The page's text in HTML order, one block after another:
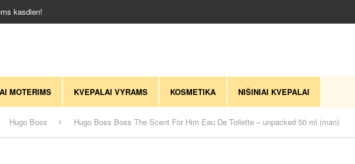
kasdien!
MOTERIMS KVEPALAI VYRAMS KOSMETIKA NIŠINIAI KVEPALAI
Hugo Boss Hugo Boss Boss The Scent For Him Eau De Toilette – unpacked 50 ml (man)